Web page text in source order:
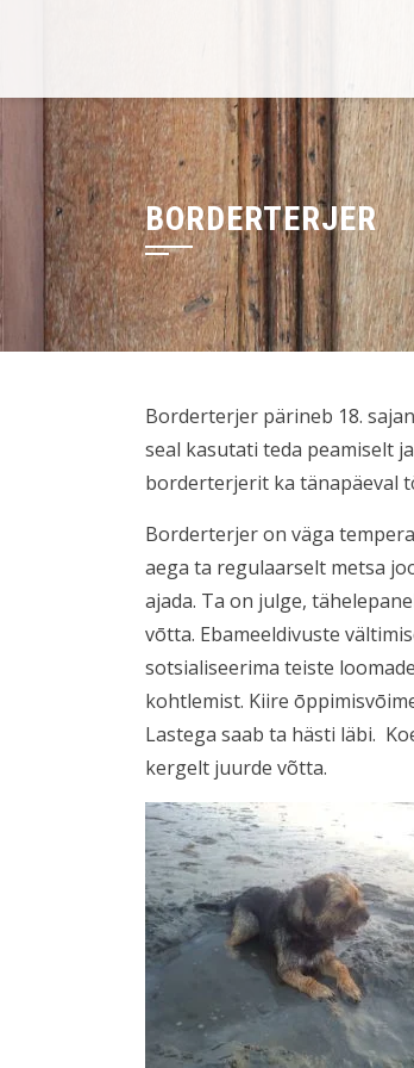
BORDERTERJER
Borderterjer pärineb 18.
seal kasutati teda peamiselt
borderterjerit ka tänapäeval
Borderterjer on väga
aega ta regulaarselt metsa
ajada. Ta on julge,
vōtta. Ebameeldivuste
sotsialiseerima teiste
kohtlemist. Kiire
Lastega saab ta hästi läbi.
kergelt juurde võtta.